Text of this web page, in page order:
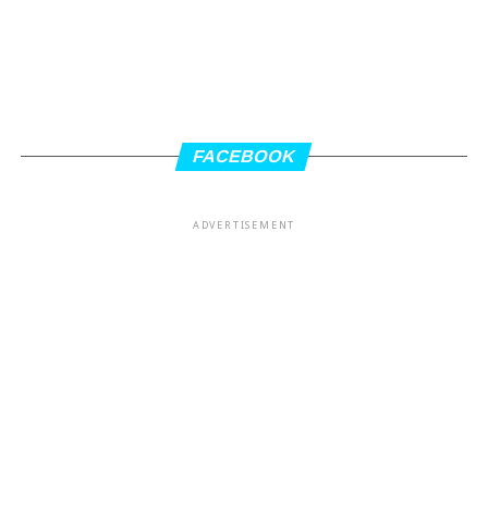
FACEBOOK
ADVERTISEMENT